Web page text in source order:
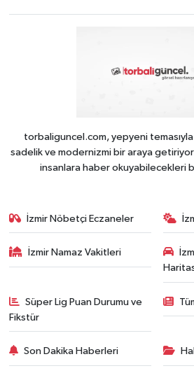
torbaliguncel.com, yepyeni
sadelik ve modernizmi bir araya
insanlara haber okuyabilecekleri
İzmir Nöbetçi Eczaneler
İzmir Namaz Vakitleri
Süper Lig Puan Durumu ve
Fikstür
Son Dakika Haberleri